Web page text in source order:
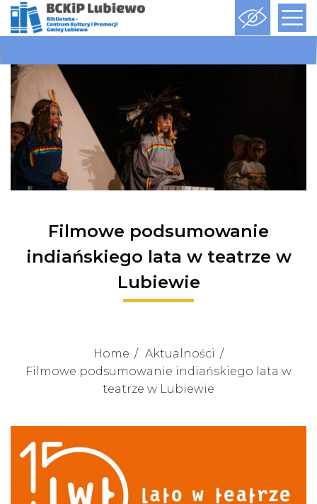
Filmowe podsumowanie
indiańskiego lata w teatrze w
Lubiewie
Home
Aktualności
Filmowe podsumowanie indiańskiego lata w
teatrze w Lubiewie